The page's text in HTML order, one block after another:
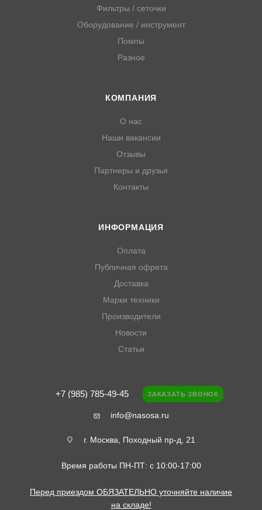
Фильтры / сеточки
Оборудование / инструмент
Помпы
Разное
КОМПАНИЯ
О нас
Наши вакансии
Отзывы
Партнеры и друзья
Контакты
ИНФОРМАЦИЯ
Оплата
Публичная офрета
Доставка
Марки техники
Производители
Новости
Статьи
+7 (985) 785-49-45 ЗАКАЗАТЬ ЗВОНОК
info@nasosa.ru
г. Москва, Походный пр-д, 21
Время работы ПН-ПТ: с 10:00-17:00
Перед приездом ОБЯЗАТЕЛЬНО уточняйте наличие
на складе!